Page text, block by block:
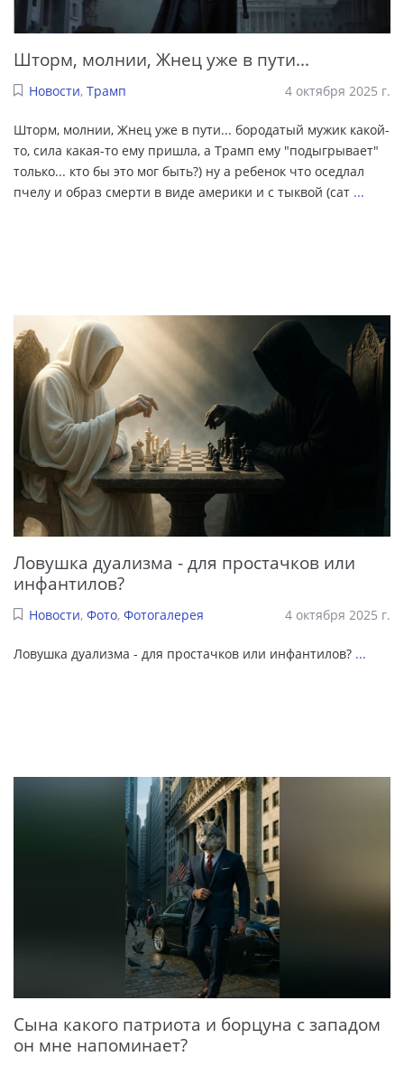
Шторм, молнии, Жнец уже в пути...
Новости, Трамп 4 октября 2025 г.
Шторм, молнии, Жнец уже в пути... бородатый мужик какой-
то, сила какая-то ему пришла, а Трамп ему "подыгрывает"
только... кто бы это мог быть?) ну а ребенок что оседлал
пчелу и образ смерти в виде америки и с тыквой (сат ...
Ловушка дуализма - для простачков или
инфантилов?
Новости, Фото, Фотогалерея 4 октября 2025 г.
Ловушка дуализма - для простачков или инфантилов? ...
Сына какого патриота и борцуна с западом
он мне напоминает?